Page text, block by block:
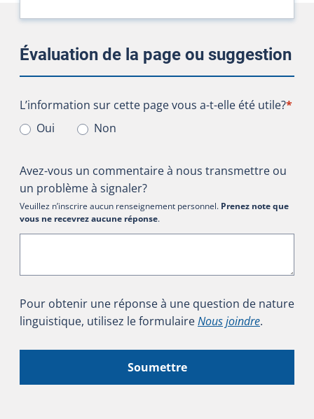
Évaluation de la page ou suggestion
L’information sur cette page vous a-t-elle été utile?
L’information sur cette page vous a-t-elle été utile?*
Oui
Non
Avez-vous un commentaire à nous transmettre ou
un problème à signaler?
Veuillez n’inscrire aucun renseignement personnel. Prenez note que
vous ne recevrez aucune réponse.
Pour obtenir une réponse à une question de nature
linguistique, utilisez le formulaireNous joindre.
Soumettre